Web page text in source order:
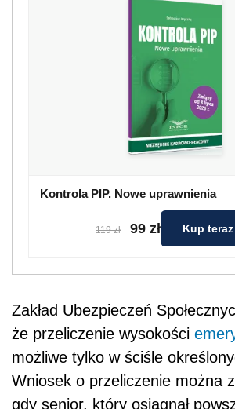
Kontrola PIP. Nowe uprawnienia
119 zł 99 zł Kup teraz
Zakład Ubezpieczeń
że przeliczenie wysokości
możliwe tylko w ściśle
Wniosek o przeliczenie można
gdy senior, który osiągnął